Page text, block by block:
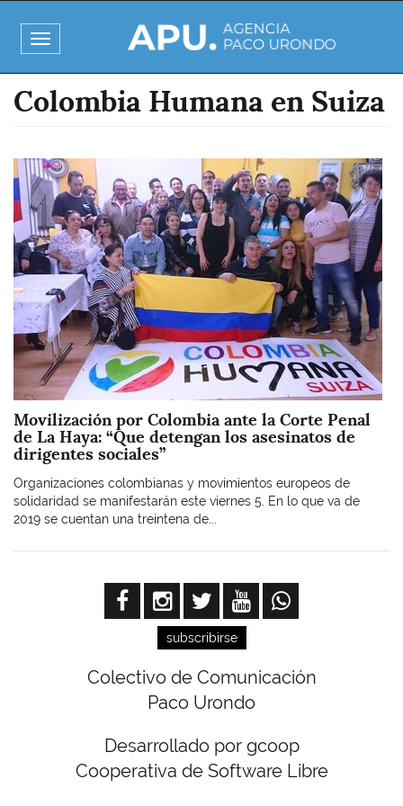
al
contenido
principal
Toggle
navigation
Colombia Humana en Suiza
Imagen
Movilización por Colombia ante la Corte Penal
de La Haya: “Que detengan los asesinatos de
dirigentes sociales”
Organizaciones colombianas y movimientos europeos de
solidaridad se manifestarán este viernes 5. En lo que va de
2019 se cuentan una treintena de...
subscribirse
Colectivo de Comunicación
Paco Urondo
Desarrollado por gcoop
Cooperativa de Software Libre